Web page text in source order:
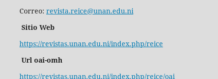
Correo: revista.reice@unan.edu.ni
Sitio Web
https://revistas.unan.edu.ni/index.php/reice
Url oai-omh
https://revistas.unan.edu.ni/index.php/reice/oai